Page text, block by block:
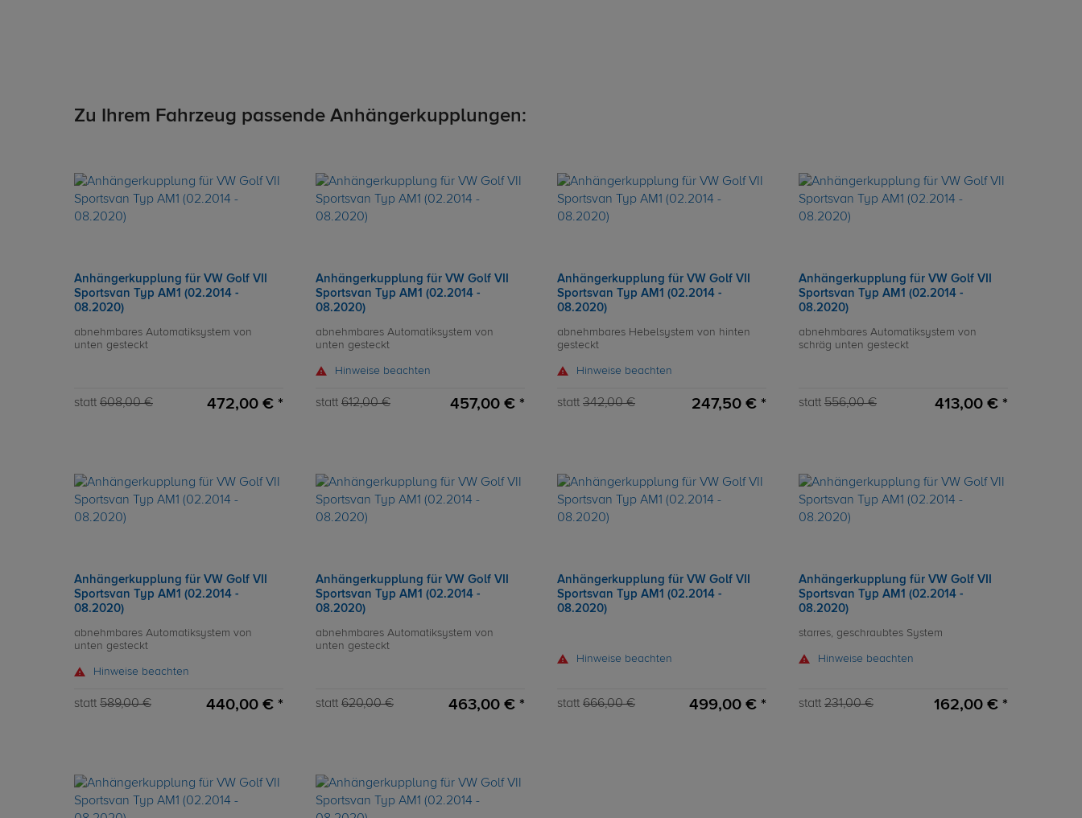
Zu Ihrem Fahrzeug passende Anhängerkupplungen:
Anhängerkupplung für VW Golf VII
Sportsvan Typ AM1 (02.2014 -
08.2020)
abnehmbares Automatiksystem von
unten gesteckt
statt 608,00 € 472,00 € *
Anhängerkupplung für VW Golf VII
Sportsvan Typ AM1 (02.2014 -
08.2020)
abnehmbares Automatiksystem von
unten gesteckt
Hinweise beachten
statt 612,00 € 457,00 € *
Anhängerkupplung für VW Golf VII
Sportsvan Typ AM1 (02.2014 -
08.2020)
abnehmbares Hebelsystem von hinten
gesteckt
Hinweise beachten
statt 342,00 € 247,50 € *
Anhängerkupplung für VW Golf VII
Sportsvan Typ AM1 (02.2014 -
08.2020)
abnehmbares Automatiksystem von
schräg unten gesteckt
statt 556,00 € 413,00 € *
Anhängerkupplung für VW Golf VII
Sportsvan Typ AM1 (02.2014 -
08.2020)
abnehmbares Automatiksystem von
unten gesteckt
Hinweise beachten
statt 589,00 € 440,00 € *
Anhängerkupplung für VW Golf VII
Sportsvan Typ AM1 (02.2014 -
08.2020)
abnehmbares Automatiksystem von
unten gesteckt
statt 620,00 € 463,00 € *
Anhängerkupplung für VW Golf VII
Sportsvan Typ AM1 (02.2014 -
08.2020)
Hinweise beachten
statt 666,00 € 499,00 € *
Anhängerkupplung für VW Golf VII
Sportsvan Typ AM1 (02.2014 -
08.2020)
starres, geschraubtes System
Hinweise beachten
statt 231,00 € 162,00 € *